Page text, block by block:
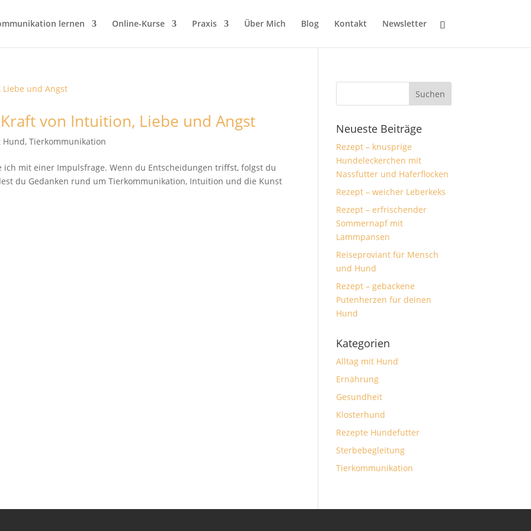
lernen Online-Kurse Praxis Über Mich Blog Kontakt Newsletter
von Intuition, Liebe und Angst
Hund,Tierkommunikation
ich mit einer Impulsfrage. Wenn du Entscheidungen triffst, folgst du
du Gedanken rund um Tierkommunikation, Intuition und die Kunst
Neueste Beiträge
Rezept – knusprige
Hundeleckerchen mit
Nassfutter und Haferflocken
Rezept – weicher Leberkeks
Rezept – erfrischender
Sommernapf mit
Lammpansen
Reiseproviant für Mensch
und Hund
Rezept – gebackene
Putenherzen für deinen
Hund
Kategorien
Alltag mit Hund
Ernährung
Gesundheit
Klosterhund
Rezepte Hundefutter
Sterbebegleitung
Tierkommunikation